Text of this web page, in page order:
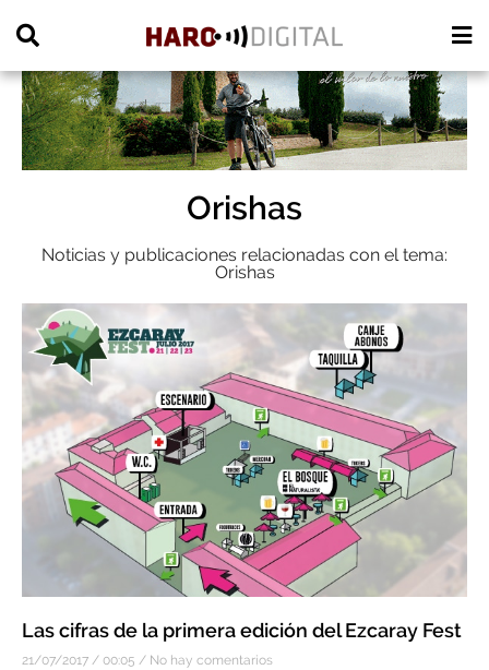
Orishas
Noticias y publicaciones relacionadas con el tema:
Orishas
Las cifras de la primera edición del Ezcaray Fest
21/07/2017 00:05 No hay comentarios